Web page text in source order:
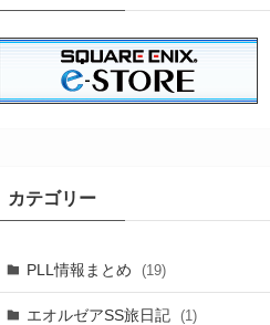
カテゴリー
PLL情報まとめ (19)
エオルゼアSS旅日記 (1)